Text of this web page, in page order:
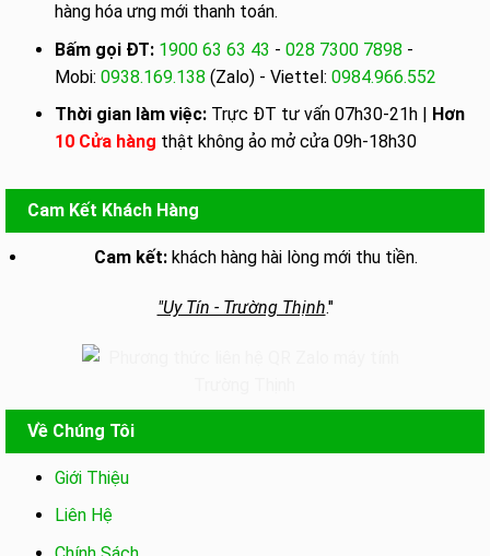
hàng hóa ưng mới thanh toán.
Bấm gọi ĐT: 1900 63 63 43 - 028 7300 7898 -
Mobi: 0938.169.138 (Zalo) - Viettel: 0984.966.552
Thời gian làm việc: Trực ĐT tư vấn 07h30-21h |
Hơn
10 Cửa hàng thật không ảo mở cửa 09h-18h30
Cam Kết Khách Hàng
Cam kết: khách hàng hài lòng mới thu tiền.
"Uy Tín - Trường Thịnh."
Về Chúng Tôi
Giới Thiệu
Liên Hệ